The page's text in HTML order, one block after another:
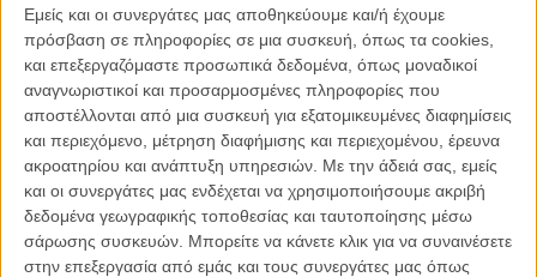
Εμείς και οι συνεργάτες μας αποθηκεύουμε και/ή έχουμε
πρόσβαση σε πληροφορίες σε μια συσκευή, όπως τα cookies,
και επεξεργαζόμαστε προσωπικά δεδομένα, όπως μοναδικοί
αναγνωριστικοί και προσαρμοσμένες πληροφορίες που
αποστέλλονται από μια συσκευή για εξατομικευμένες διαφημίσεις
και περιεχόμενο, μέτρηση διαφήμισης και περιεχομένου, έρευνα
ακροατηρίου και ανάπτυξη υπηρεσιών. Με την άδειά σας, εμείς
και οι συνεργάτες μας ενδέχεται να χρησιμοποιήσουμε ακριβή
δεδομένα γεωγραφικής τοποθεσίας και ταυτοποίησης μέσω
σάρωσης συσκευών. Μπορείτε να κάνετε κλικ για να συναινέσετε
στην επεξεργασία από εμάς και τους συνεργάτες μας όπως
Περισσότερες ταινίες, περισσότερο Τορόντο.
ΝΕΑ /03 ΑΥΓ 2011/ Γιώργος Κρασσακόπουλος
Το «Crazy Horse» του Φρέντερικ Γουάιζμαν
16 ΑΥΓ 2011 Γιώργος Κρασσακόπουλος
Σήμερα ξεκινά το 68ο Φεστιβάλ Κινηματογράφου της
Βενετίας: συνοπτικά τι περιμένουμε...
ΝΕΑ /31 ΑΥΓ 2011/ Λήδα Γαλανού